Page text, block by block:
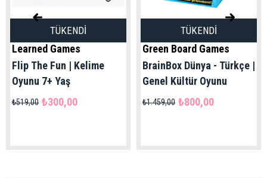
TÜKENDI
Learned Games
Flip The Fun | Kelime
Oyunu 7+ Yaş
₺300,00
₺519,00
TÜKENDI
Green Board Games
BrainBox Dünya - Türkçe |
Genel Kültür Oyunu
₺800,00
₺1.459,00